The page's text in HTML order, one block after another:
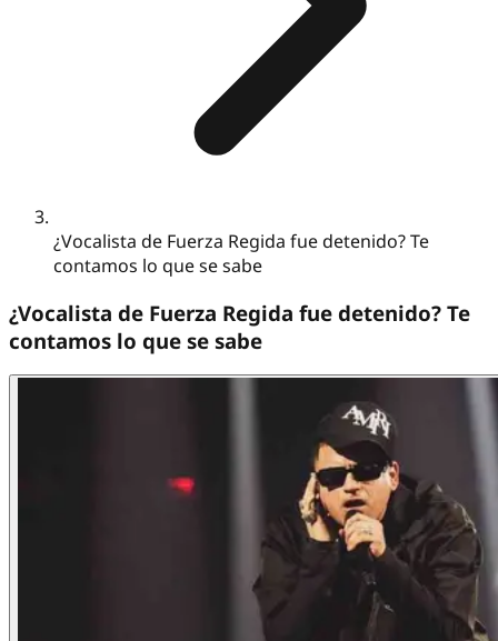
¿Vocalista de Fuerza Regida fue detenido? Te
contamos lo que se sabe
¿Vocalista de Fuerza Regida fue detenido? Te
contamos lo que se sabe